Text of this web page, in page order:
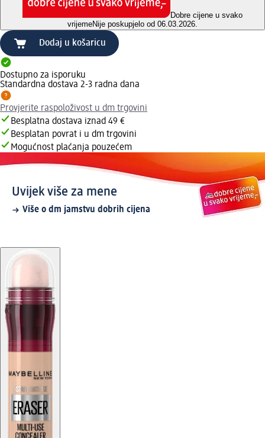
Dobre cijene u svako
vrijemeNije poskupjelo od 06.03.2026.
Dodaj u košaricu
Dostupno za isporuku
Standardna dostava 2-3 radna dana
Provjerite raspoloživost u dm trgovini
Besplatna dostava iznad 49 €
Besplatan povrat i u dm trgovini
Mogućnost plaćanja pouzećem
Uvijek više za mene
Više o dm jamstvu dobrih cijena